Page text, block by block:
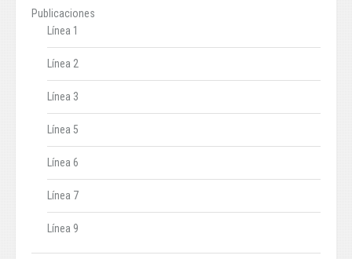
Publicaciones
Línea 1
Línea 2
Línea 3
Línea 5
Línea 6
Línea 7
Línea 9